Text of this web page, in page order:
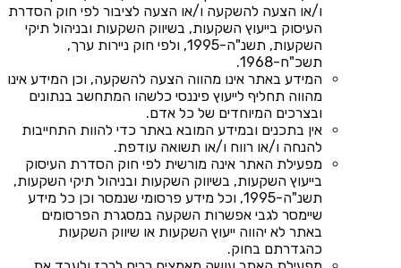
ו/או הצעה להשקעה ו/או הצעה לציבור לפי חוק הסדרת
העיסוק בייעוץ השקעות, בשיווק השקעות ובניהול תיקי
השקעות, תשנ"ה-1995, ולפי חוק ניירות ערך,
תשכ"ח-1968.
המידע באתר אינו מהווה הצעה להשקעה, וכן המידע אינו
מהווה תחליף לייעוץ פיננסי כלשהו המתחשב בנתונים
ובצרכים המיוחדים של כל אדם.
אין בתכנים ובמידע המובא באתר כדי להוות התחייבות
להנחה ו/או רווח ו/או תשואה עודפת.
מפעילת האתר אינה מורשית לפי חוק הסדרת העיסוק
בייעוץ השקעות, בשיווק השקעות ובניהול תיקי השקעות,
תשנ"ה-1995, וכל מידע פרסומי שנמסר וכן כל מידע
שיימסר לגבי אפשרות השקעה במסגרת הפרסומים
באתר לא יהווה ייעוץ השקעות או שיווק השקעות
כהגדרתם בחוק.